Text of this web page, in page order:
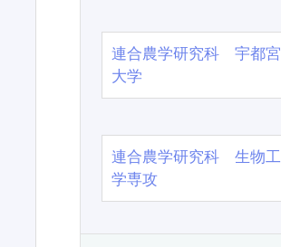
連合農学研究科 宇都宮
大学
連合農学研究科 生物工
学専攻